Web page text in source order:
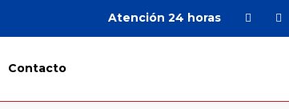
Atención 24 horas
Contacto